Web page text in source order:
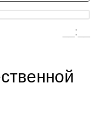
__:__